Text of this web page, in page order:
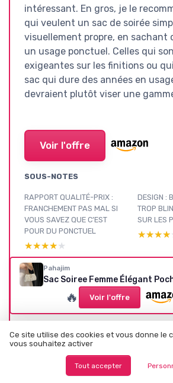
intéressant. En gros, je le
qui veulent un sac de soirée
visuellement propre, en sachant
un usage ponctuel. Celles qui
exigeantes sur les finitions ou
sac qui dure des années en
devraient plutôt viser une
Voir l'offre
SOUS-NOTES
RAPPORT QUALITÉ-PRIX :
FRANCHEMENT PAS MAL SI
VOUS SAVEZ QUE C’EST
POUR DU PONCTUEL
★★★★★
★★★★★
DESIGN :
TROP
SUR LES
CONFORT ET PRATICITÉ : ÇA
VA POUR UNE SOIRÉE, MAIS
ON SENT LES LIMITES
ET
MOINS AU
★★★★★
★★★★★
UN USAGE OCCASIONNEL,
TIENT LA
Pahajim
🔥 Voir l'offre
Ce site utilise des cookies et vous donne le
vous souhaitez activer
Tout accepter